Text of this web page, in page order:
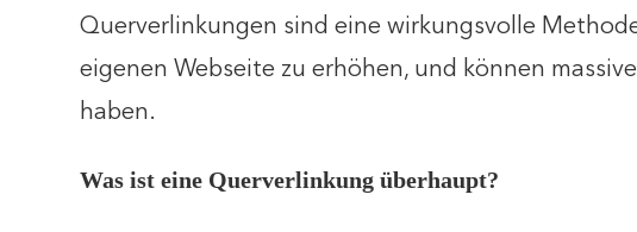
Querverlinkungen sind eine wirkungsvolle
eigenen Webseite zu erhöhen, und können
haben.
Was ist eine Querverlinkung überhaupt?